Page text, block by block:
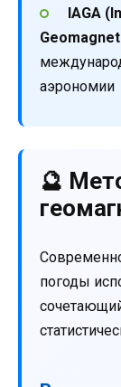
IAGA
аэрономии
🔮
погоды